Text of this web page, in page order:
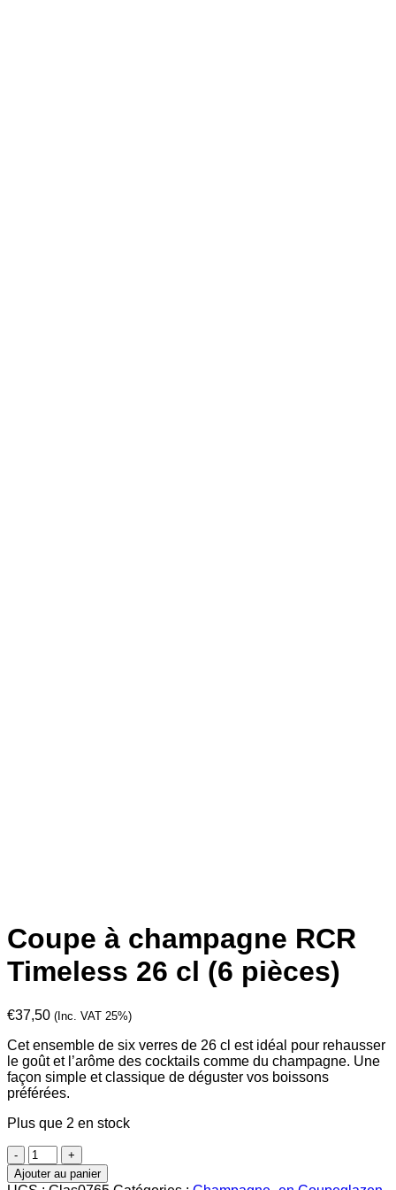
Coupe à champagne RCR
Timeless 26 cl (6 pièces)
€37,50 (Inc. VAT 25%)
Cet ensemble de six verres de 26 cl est idéal pour rehausser
le goût et l’arôme des cocktails comme du champagne. Une
façon simple et classique de déguster vos boissons
préférées.
Plus que 2 en stock
quantité
de
Coupe
Ajouter au panier